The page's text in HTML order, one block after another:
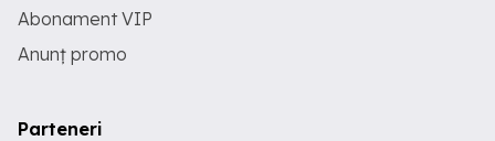
Abonament VIP
Anunț promo
Parteneri